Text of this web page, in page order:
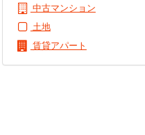
中古マンション
土地
賃貸アパート